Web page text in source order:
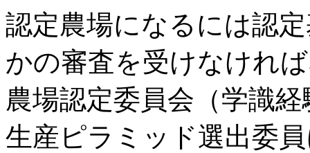
認定農場になるには認
かの審査を受けなけれ
農場認定委員会（学識
生産ピラミッド選出委